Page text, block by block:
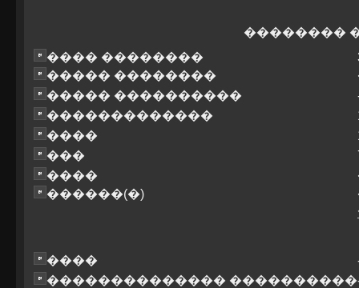
��������
���� ��������
����� ��������
����� ����������
�������������
����
���
����
������(�)
����
�������������� ����������